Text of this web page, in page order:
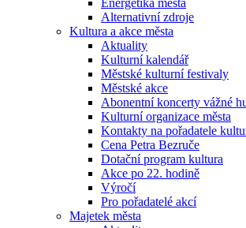
Energetika města
Alternativní zdroje
Kultura a akce města
Aktuality
Kulturní kalendář
Městské kulturní festivaly
Městské akce
Abonentní koncerty vážné
Kulturní organizace města
Kontakty na pořadatele
Cena Petra Bezruče
Dotační program kultura
Akce po 22. hodině
Výročí
Pro pořadatelé akcí
Majetek města